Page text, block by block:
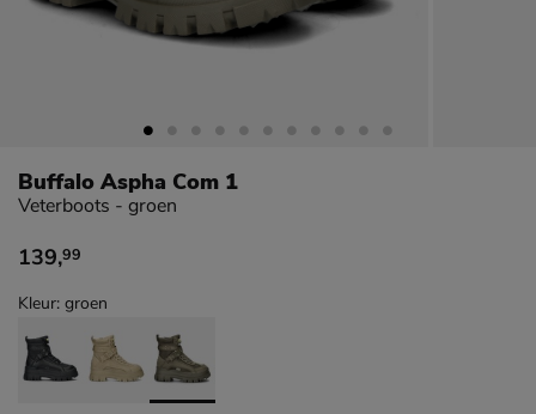
Buffalo Aspha Com 1
Veterboots - groen
€ 139,99
139,99
Kleur: groen